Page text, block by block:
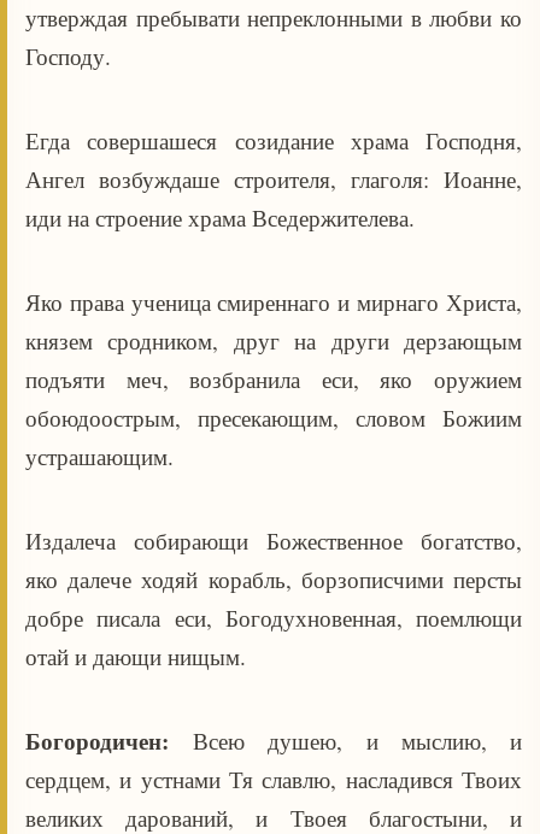
утверждая пребывати непреклонными в любви ко
Господу.
Егда совершашеся созидание храма Господня,
Ангел возбуждаше строителя, глаголя: Иоанне,
иди на строение храма Вседержителева.
Яко права ученица смиреннаго и мирнаго Христа,
князем сродником, друг на други дерзающым
подъяти меч, возбранила еси, яко оружием
обоюдоострым, пресекающим, словом Божиим
устрашающим.
Издалеча собирающи Божественное богатство,
яко далече ходяй корабль, борзописчими персты
добре писала еси, Богодухновенная, поемлющи
отай и дающи нищым.
Богородичен:Всею душею, и мыслию, и
сердцем, и устнами Тя славлю, насладився Твоих
великих дарований, и Твоея благостыни, и